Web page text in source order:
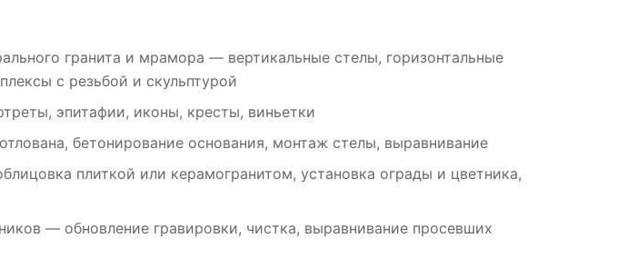
гранита и мрамора — вертикальные стелы, горизонтальные
с резьбой и скульптурой
эпитафии, иконы, кресты, виньетки
бетонирование основания, монтаж стелы, выравнивание
плиткой или керамогранитом, установка ограды и цветника,
— обновление гравировки, чистка, выравнивание просевших